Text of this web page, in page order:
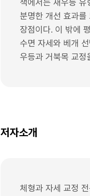
책에서는 새우등
분명한 개선 효과를
장점이다. 이 밖에
수면 자세와 베개
우등과 거북목 교정
저자소개
체형과 자세 교정